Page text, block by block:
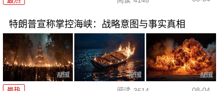
特朗普宣称掌控海峡：战略意图与事实真相